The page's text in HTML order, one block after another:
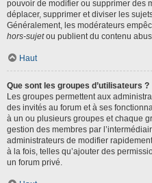
pouvoir de modifier ou supprimer des
déplacer, supprimer et diviser les
Généralement, les modérateurs
hors-sujetou publient du contenu
Haut
Que sont les groupes d’utilisateurs ?
Les groupes permettent aux
des invités au forum et à ses
à un ou plusieurs groupes et chaque
gestion des membres par
administrateurs de modifier
à la fois, telles qu’ajouter des
un forum privé.